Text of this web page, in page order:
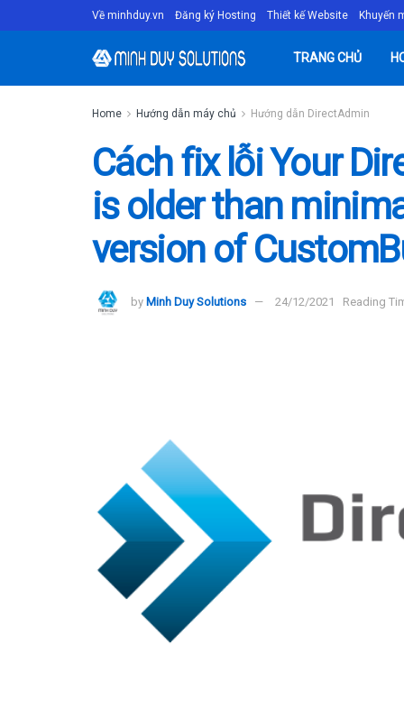
Về minhduy.vn Đăng ký Hosting Thiết kế Website Khuyến
TRANG CHỦ
Home Hướng dẫn máy chủ Hướng dẫn DirectAdmin
Cách fix lỗi Your
is older than
version of
by Minh Duy Solutions 24/12/2021 Reading